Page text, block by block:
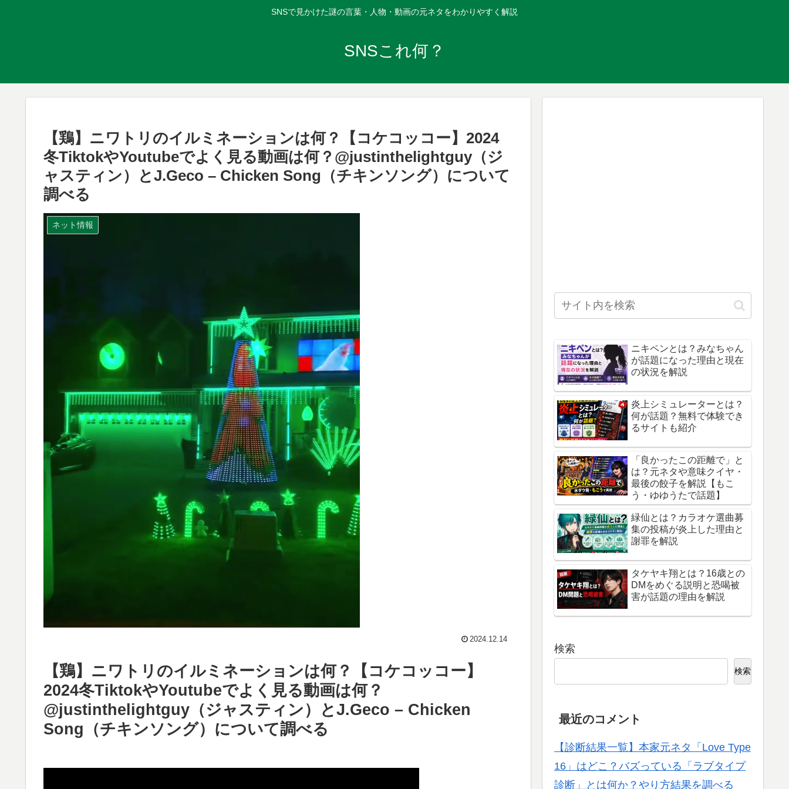
SNSで見かけた謎の言葉・人物・動画の元ネタをわかりやすく解説
SNSこれ何？
【鶏】ニワトリのイルミネーションは何？【コケコッコー】2024
冬TiktokやYoutubeでよく見る動画は何？@justinthelightguy（ジ
ャスティン）とJ.Geco – Chicken Song（チキンソング）について
調べる
ネット情報
2024.12.14
【鶏】ニワトリのイルミネーションは何？【コケコッコー】
2024冬TiktokやYoutubeでよく見る動画は何？
@justinthelightguy（ジャスティン）とJ.Geco – Chicken
Song（チキンソング）について調べる
ニキペンとは？みなちゃん
が話題になった理由と現在
の状況を解説
炎上シミュレーターとは？
何が話題？無料で体験でき
るサイトも紹介
「良かったこの距離で」と
は？元ネタや意味クイヤ・
最後の餃子を解説【もこ
う・ゆゆうたで話題】
緑仙とは？カラオケ選曲募
集の投稿が炎上した理由と
謝罪を解説
タケヤキ翔とは？16歳との
DMをめぐる説明と恐喝被
害が話題の理由を解説
検索
検索
最近のコメント
【診断結果一覧】本家元ネタ「Love Type
16」はどこ？バズっている「ラブタイプ
診断」とは何か？やり方結果を調べる